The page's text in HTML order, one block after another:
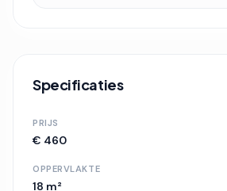
Specificaties
PRIJS
€ 460
OPPERVLAKTE
18 m²